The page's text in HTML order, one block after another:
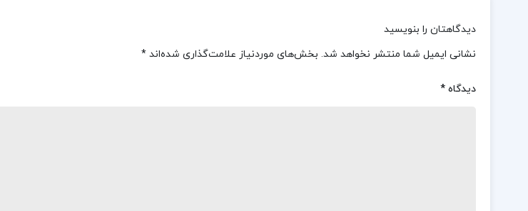
دیدگاهتان را بنویسید
نشانی ایمیل شما منتشر نخواهد شد. بخش‌های موردنیاز علامت‌گذاری شده‌اند*
دیدگاه*